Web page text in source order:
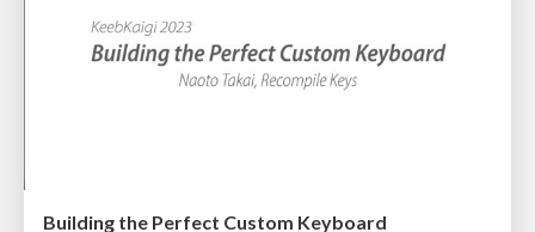
Building the Perfect Custom Keyboard